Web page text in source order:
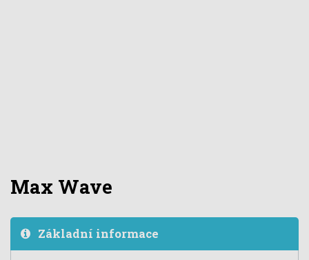
Max Wave
Základní informace